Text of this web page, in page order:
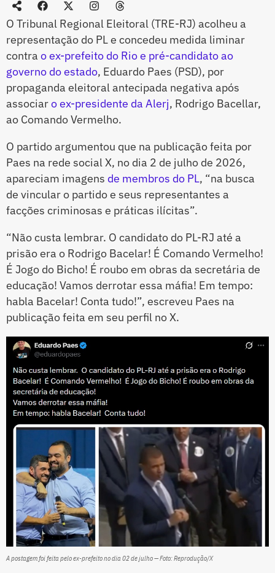
O Tribunal Regional Eleitoral (TRE-RJ) acolheu a
representação do PL e concedeu medida liminar
contra o ex-prefeito do Rio e pré-candidato ao
governo do estado, Eduardo Paes (PSD), por
propaganda eleitoral antecipada negativa após
associaro ex-presidente da Alerj, Rodrigo Bacellar,
ao Comando Vermelho.
O partido argumentou que na publicação feita por
Paes na rede social X, no dia 2 de julho de 2026,
apareciam imagens de membros do PL, “na busca
de vincular o partido e seus representantes a
facções criminosas e práticas ilícitas”.
“Não custa lembrar. O candidato do PL-RJ até a
prisão era o Rodrigo Bacelar! É Comando Vermelho!
É Jogo do Bicho! É roubo em obras da secretária de
educação! Vamos derrotar essa máfia! Em tempo:
habla Bacelar! Conta tudo!”, escreveu Paes na
publicação feita em seu perfil no X.
A postagem foi feita pelo ex-prefeito no dia 02 de julho — Foto: Reprodução/X